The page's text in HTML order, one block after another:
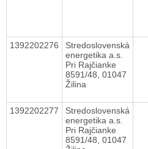
1392202276
Stredoslovenská
energetika a.s.
Pri Rajčianke
8591/48, 01047
Žilina
1392202277
Stredoslovenská
energetika a.s.
Pri Rajčianke
8591/48, 01047